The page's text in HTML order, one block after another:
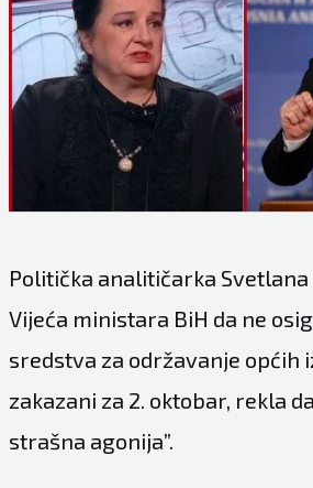
Politička analitičarka Svetlana
Vijeća ministara BiH da ne
sredstva za održavanje općih
zakazani za 2. oktobar, rekla
strašna agonija”.